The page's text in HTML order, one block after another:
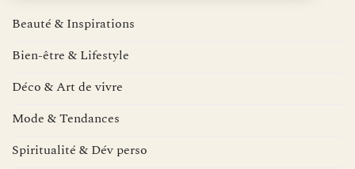
Beauté & Inspirations
Bien-être & Lifestyle
Déco & Art de vivre
Mode & Tendances
Spiritualité & Dév perso